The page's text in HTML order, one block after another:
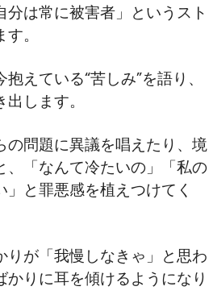
は常に被害者」というスト
。
えている“苦しみ”を語り、
します。
の問題に異議を唱えたり、境
、「なんて冷たいの」「私の
と罪悪感を植えつけてく
りが「我慢しなきゃ」と思わ
かりに耳を傾けるようになり